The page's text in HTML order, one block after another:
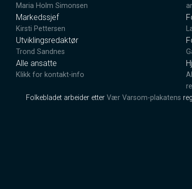
Maria Holm Simonsen
Markedssjef
Kirsti Pettersen
Utviklingsredaktør
Trond Sandnes
Alle ansatte
Klikk for kontakt-info
Folkebladet arbeider etter Vær Varsom-plakatens